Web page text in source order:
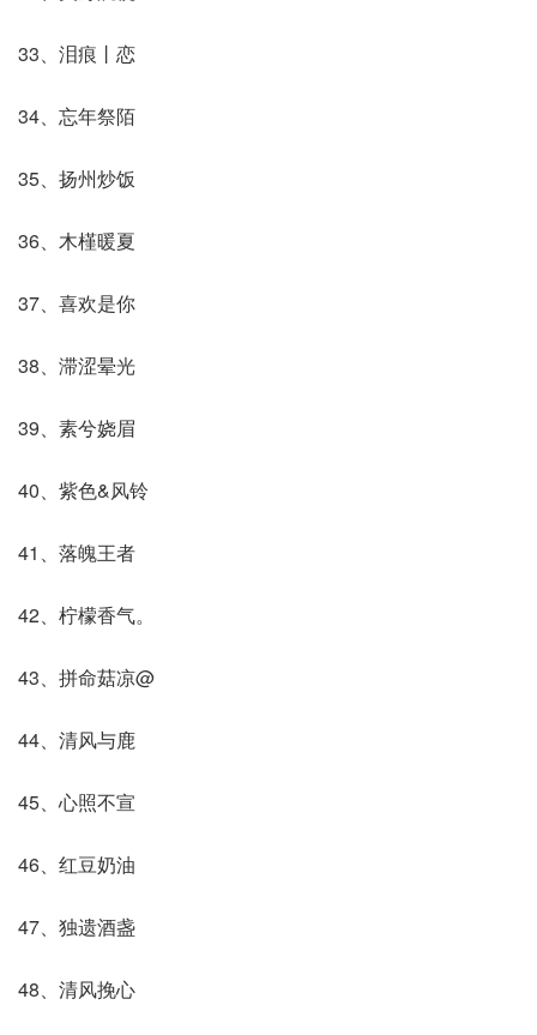
33、泪痕丨恋
34、忘年祭陌
35、扬州炒饭
36、木槿暖夏
37、喜欢是你
38、滞涩晕光
39、素兮娆眉
40、紫色&风铃
41、落魄王者
42、柠檬香气。
43、拼命菇凉@
44、清风与鹿
45、心照不宣
46、红豆奶油
47、独遗酒盏
48、清风挽心